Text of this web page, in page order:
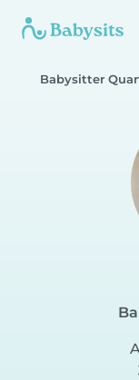
Babysitter